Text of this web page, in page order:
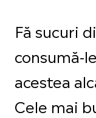
Fă sucuri
consumă-
acestea
Cele mai